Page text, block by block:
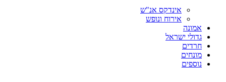
אינדקס אנ"ש
אירוח ונופש
אמונה
גדולי ישראל
חרדים
מונחים
נוספים